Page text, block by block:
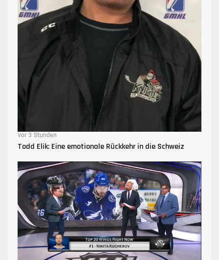
Vor 3 Stunden
Todd Elik: Eine emotionale Rückkehr in die Schweiz